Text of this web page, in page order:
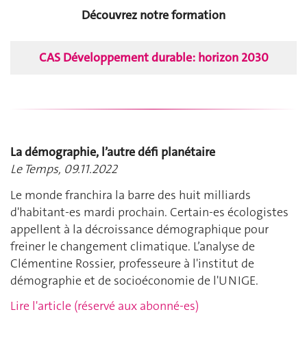
Découvrez notre formation
CAS Développement durable: horizon 2030
La démographie, l’autre défi planétaire
Le Temps, 09.11.2022
Le monde franchira la barre des huit milliards
d'habitant-es mardi prochain. Certain-es écologistes
appellent à la décroissance démographique pour
freiner le changement climatique. L’analyse de
Clémentine Rossier, professeure à l'institut de
démographie et de socioéconomie de l'UNIGE.
Lire l'article (réservé aux abonné-es)